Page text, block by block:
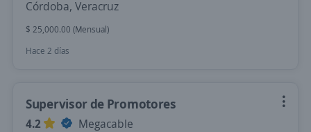
Córdoba, Veracruz
$ 25,000.00 (Mensual)
Hace 2 días
Supervisor de Promotores
4.2
Megacable